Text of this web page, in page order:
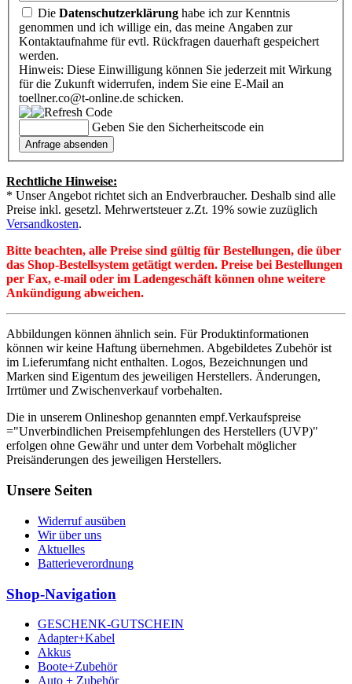
Die Datenschutzerklärung habe ich zur Kenntnis
genommen und ich willige ein, das meine Angaben zur
Kontaktaufnahme für evtl. Rückfragen dauerhaft gespeichert
werden.
Hinweis: Diese Einwilligung können Sie jederzeit mit Wirkung
für die Zukunft widerrufen, indem Sie eine E-Mail an
toellner.co@t-online.de schicken.
Geben Sie den Sicherheitscode ein
Rechtliche Hinweise:
* Unser Angebot richtet sich an Endverbraucher. Deshalb sind alle
Preise inkl. gesetzl. Mehrwertsteuer z.Zt. 19% sowie zuzüglich
Versandkosten.
Bitte beachten, alle Preise sind gültig für Bestellungen, die über
das Shop-Bestellsystem getätigt werden. Preise bei Bestellungen
per Fax, e-mail oder im Ladengeschäft können ohne weitere
Ankündigung abweichen.
Abbildungen können ähnlich sein. Für Produktinformationen
können wir keine Haftung übernehmen. Abgebildetes Zubehör ist
im Lieferumfang nicht enthalten. Logos, Bezeichnungen und
Marken sind Eigentum des jeweiligen Herstellers. Änderungen,
Irrtümer und Zwischenverkauf vorbehalten.
Die in unserem Onlineshop genannten empf.Verkaufspreise
="Unverbindlichen Preisempfehlungen des Herstellers (UVP)"
erfolgen ohne Gewähr und unter dem Vorbehalt möglicher
Preisänderungen des jeweiligen Herstellers.
Unsere Seiten
Widerruf ausüben
Wir über uns
Aktuelles
Batterieverordnung
Shop-Navigation
GESCHENK-GUTSCHEIN
Adapter+Kabel
Akkus
Boote+Zubehör
Auto + Zubehör